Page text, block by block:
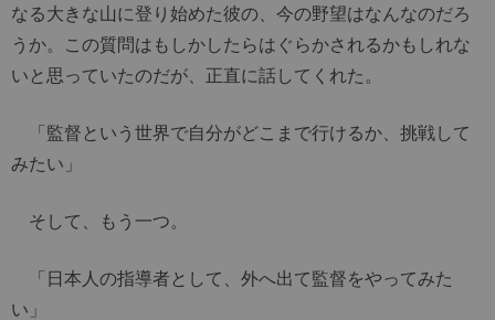
なる大きな山に登り始めた彼の、今の野望はなんなのだろ
うか。この質問はもしかしたらはぐらかされるかもしれな
いと思っていたのだが、正直に話してくれた。
「監督という世界で自分がどこまで行けるか、挑戦して
みたい」
そして、もう一つ。
「日本人の指導者として、外へ出て監督をやってみた
い」